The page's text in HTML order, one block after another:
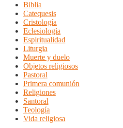
Biblia
Catequesis
Cristología
Eclesiología
Espiritualidad
Liturgia
Muerte y duelo
Objetos religiosos
Pastoral
Primera comunión
Religiones
Santoral
Teología
Vida religiosa